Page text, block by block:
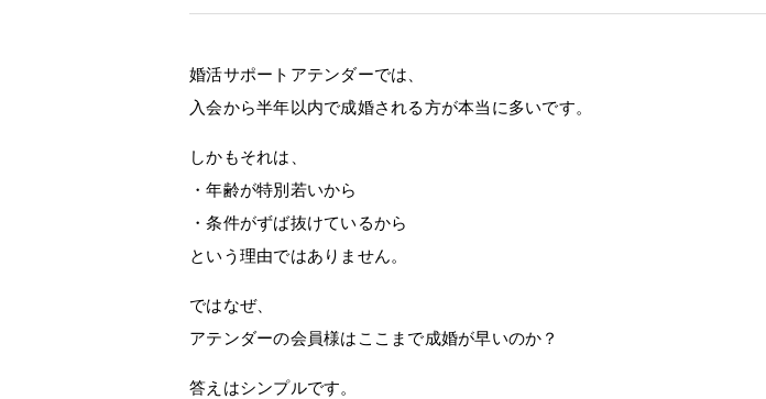
婚活サポートアテンダーでは、
入会から半年以内で成婚される方が本当に多いです。
しかもそれは、
・年齢が特別若いから
・条件がずば抜けているから
という理由ではありません。
ではなぜ、
アテンダーの会員様はここまで成婚が早いのか？
答えはシンプルです。